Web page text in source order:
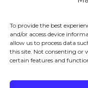
To provide the best
and/or access device
allow us to process data
this site. Not consenting or
certain features and
© 2026 Ubuntu
Trattamento